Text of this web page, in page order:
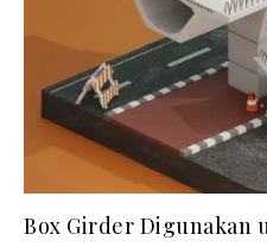
Box Girder Digunakan